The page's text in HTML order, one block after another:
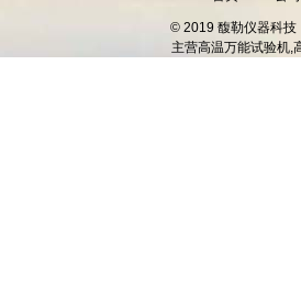
© 2019 馥勒仪器科技
主营高温万能试验机,